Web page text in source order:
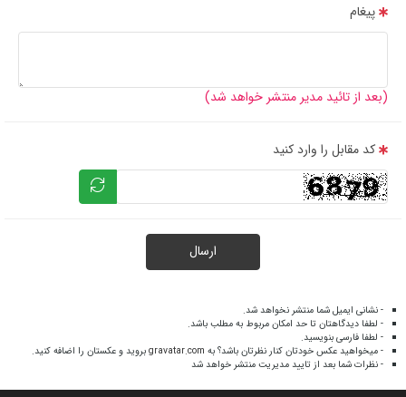
پیغام
(بعد از تائید مدیر منتشر خواهد شد)
کد مقابل را وارد کنید
ارسال
- نشانی ایمیل شما منتشر نخواهد شد.
- لطفا دیدگاهتان تا حد امکان مربوط به مطلب باشد.
- لطفا فارسی بنویسید.
- میخواهید عکس خودتان کنار نظرتان باشد؟ به gravatar.com بروید و عکستان را اضافه کنید.
- نظرات شما بعد از تایید مدیریت منتشر خواهد شد